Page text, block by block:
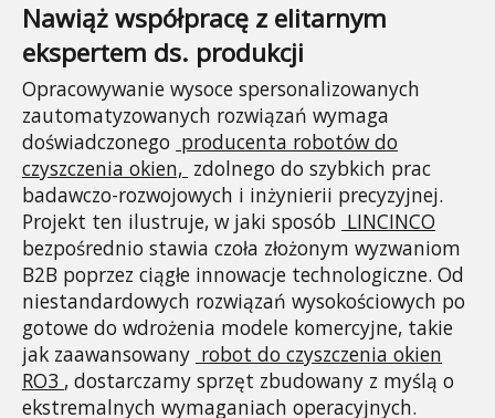
Nawiąż współpracę z elitarnym
ekspertem ds. produkcji
Opracowywanie wysoce spersonalizowanych
zautomatyzowanych rozwiązań wymaga
doświadczonego producenta robotów do
czyszczenia okien, zdolnego do szybkich prac
badawczo-rozwojowych i inżynierii precyzyjnej.
Projekt ten ilustruje, w jaki sposób LINCINCO
bezpośrednio stawia czoła złożonym wyzwaniom
B2B poprzez ciągłe innowacje technologiczne. Od
niestandardowych rozwiązań wysokościowych po
gotowe do wdrożenia modele komercyjne, takie
jak zaawansowany robot do czyszczenia okien
RO3 , dostarczamy sprzęt zbudowany z myślą o